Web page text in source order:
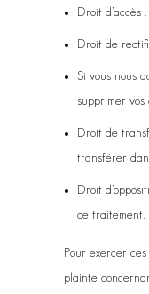
Droit d’accès
Droit de
Si vous nous
supprimer vos
Droit de
transférer
Droit
ce traitement.
Pour exercer
plainte